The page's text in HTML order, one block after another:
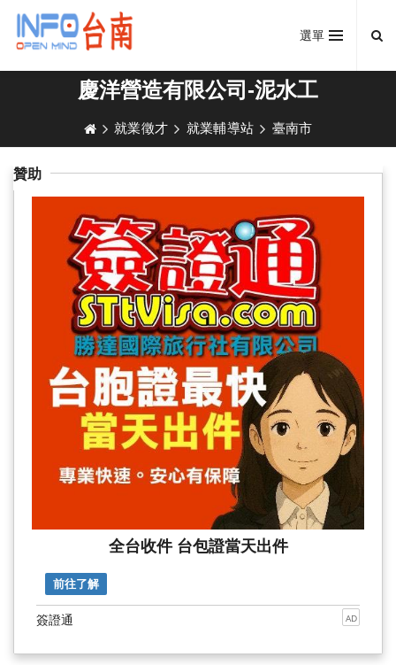
選單
慶洋營造有限公司-泥水工
就業徵才 就業輔導站 臺南市
贊助
全台收件 台包證當天出件
前往了解
簽證通 AD